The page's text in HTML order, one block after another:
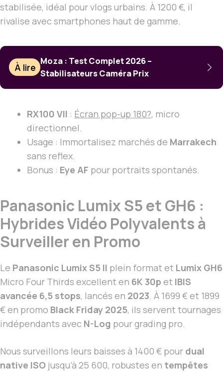
stabilisée, idéal pour vlogs urbains. À 1200 €, il
rivalise avec smartphones haut de gamme.
À lire
Moza : Test Complet 2026 –
Stabilisateurs Caméra Prix
RX100 VII : Écran pop-up 180?, micro
directionnel.
Usage : Immortalisez marchés de Marrakech
sans reflex.
Bonus : Eye AF pour portraits spontanés.
Panasonic Lumix S5 et GH6 :
Hybrides Vidéo Polyvalents à
Surveiller en Promo
Le Panasonic Lumix S5 II plein format et Lumix GH6
Micro Four Thirds excellent en 6K 30p et IBIS
avancée 6,5 stops, lancés en 2023. À 1699 € et 1899
€ en promo Black Friday 2025, ils servent tournages
indépendants avec N-Log pour grading pro.
Nous surveillons leurs baisses à 1400 € pour dual
native ISO jusqu’à 25 600, robustes en tempêtes